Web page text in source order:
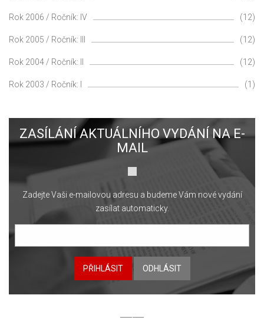
Rok 2006 / Ročník: IV (12)
Rok 2005 / Ročník: III (12)
Rok 2004 / Ročník: II (12)
Rok 2003 / Ročník: I (1)
ZASÍLÁNÍ AKTUÁLNÍHO VYDÁNÍ NA E-
MAIL
Zadejte Vaši e-mailovou adresu a budeme Vám nové vydání
zasílat automaticky.
PŘIHLÁSIT ODHLÁSIT